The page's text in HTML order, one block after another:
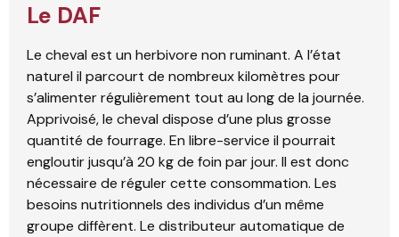
Le DAF
Le cheval est un herbivore non ruminant. A l’état
naturel il parcourt de nombreux kilomètres pour
s’alimenter régulièrement tout au long de la journée.
Apprivoisé, le cheval dispose d’une plus grosse
quantité de fourrage. En libre-service il pourrait
engloutir jusqu’à 20 kg de foin par jour. Il est donc
nécessaire de réguler cette consommation. Les
besoins nutritionnels des individus d’un même
groupe diffèrent. Le distributeur automatique de